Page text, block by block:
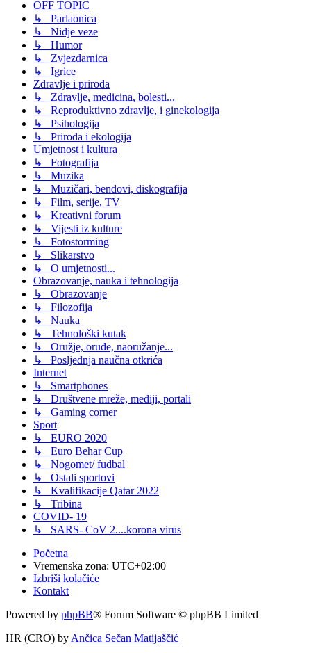
OFF TOPIC
↳ Parlaonica
↳ Nidje veze
↳ Humor
↳ Zvjezdarnica
↳ Igrice
Zdravlje i priroda
↳ Zdravlje, medicina, bolesti...
↳ Reproduktivno zdravlje, i ginekologija
↳ Psihologija
↳ Priroda i ekologija
Umjetnost i kultura
↳ Fotografija
↳ Muzika
↳ Muzičari, bendovi, diskografija
↳ Film, serije, TV
↳ Kreativni forum
↳ Vijesti iz kulture
↳ Fotostorming
↳ Slikarstvo
↳ O umjetnosti...
Obrazovanje, nauka i tehnologija
↳ Obrazovanje
↳ Filozofija
↳ Nauka
↳ Tehnološki kutak
↳ Oružje, oruđe, naoružanje...
↳ Posljednja naučna otkrića
Internet
↳ Smartphones
↳ Društvene mreže, mediji, portali
↳ Gaming corner
Sport
↳ EURO 2020
↳ Euro Behar Cup
↳ Nogomet/ fudbal
↳ Ostali sportovi
↳ Kvalifikacije Qatar 2022
↳ Tribina
COVID- 19
↳ SARS- CoV 2....korona virus
Početna
Vremenska zona: UTC+02:00
Izbriši kolačiće
Kontakt
Powered by phpBB® Forum Software © phpBB Limited
HR (CRO) by Ančica Sečan Matijaščić